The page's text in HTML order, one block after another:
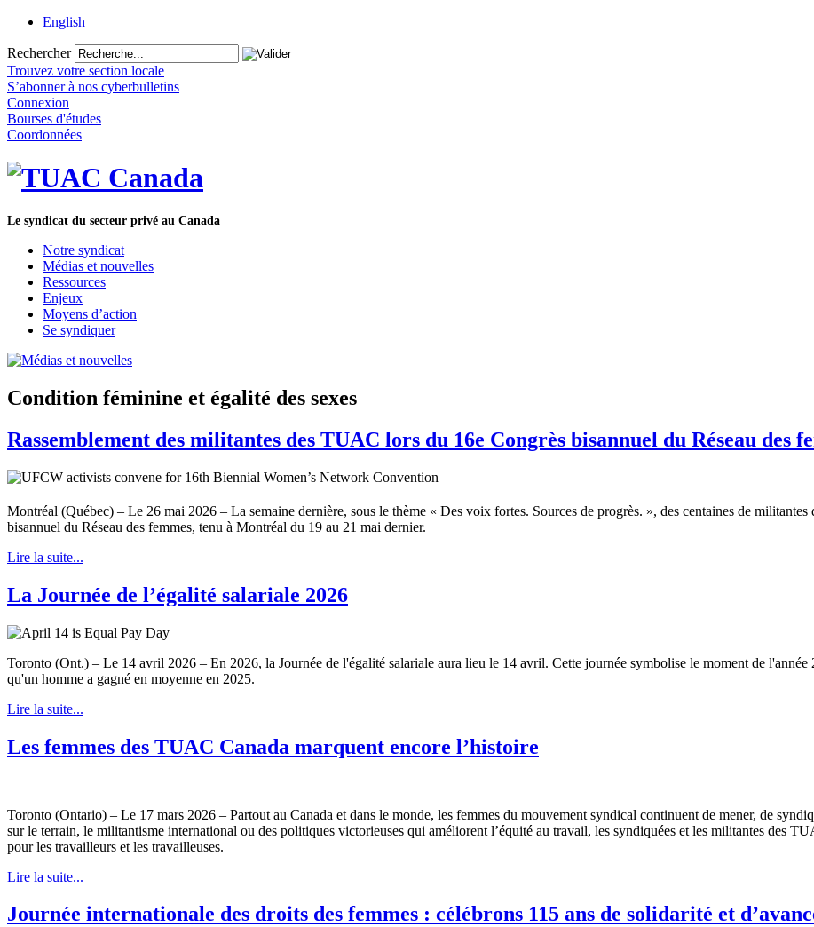
English
Rechercher
Trouvez votre section locale
S’abonner à nos cyberbulletins
Connexion
Bourses d'études
Coordonnées
Le syndicat du secteur privé au Canada
Notre syndicat
Médias et nouvelles
Ressources
Enjeux
Moyens d’action
Se syndiquer
Condition féminine et égalité des sexes
Rassemblement des militantes des TUAC lors du 16e Congrès bisannuel du Réseau des
Montréal (Québec) – Le 26 mai 2026 – La semaine dernière, sous le thème « Des voix fortes. Sources de progrès. », des centaines de
bisannuel du Réseau des femmes, tenu à Montréal du 19 au 21 mai dernier.
Lire la suite...
La Journée de l’égalité salariale 2026
Toronto (Ont.) – Le 14 avril 2026 – En 2026, la Journée de l'égalité salariale aura lieu le 14 avril. Cette journée symbolise le moment de
qu'un homme a gagné en moyenne en 2025.
Lire la suite...
Les femmes des TUAC Canada marquent encore l’histoire
Toronto (Ontario) – Le 17 mars 2026 – Partout au Canada et dans le monde, les femmes du mouvement syndical continuent de mener, de
sur le terrain, le militantisme international ou des politiques victorieuses qui améliorent l’équité au travail, les syndiquées et les militantes des
pour les travailleurs et les travailleuses.
Lire la suite...
Journée internationale des droits des femmes : célébrons 115 ans de solidarité et